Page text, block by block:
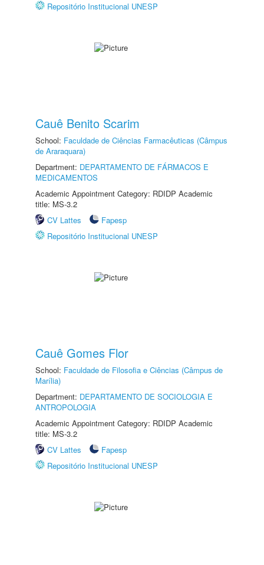
Repositório Institucional UNESP
Cauê Benito Scarim
School: Faculdade de Ciências Farmacêuticas (Câmpus
de Araraquara)
Department: DEPARTAMENTO DE FÁRMACOS E
MEDICAMENTOS
Academic Appointment Category: RDIDP Academic
title: MS-3.2
CV Lattes
Fapesp
Repositório Institucional UNESP
Cauê Gomes Flor
School: Faculdade de Filosofia e Ciências (Câmpus de
Marília)
Department: DEPARTAMENTO DE SOCIOLOGIA E
ANTROPOLOGIA
Academic Appointment Category: RDIDP Academic
title: MS-3.2
CV Lattes
Fapesp
Repositório Institucional UNESP